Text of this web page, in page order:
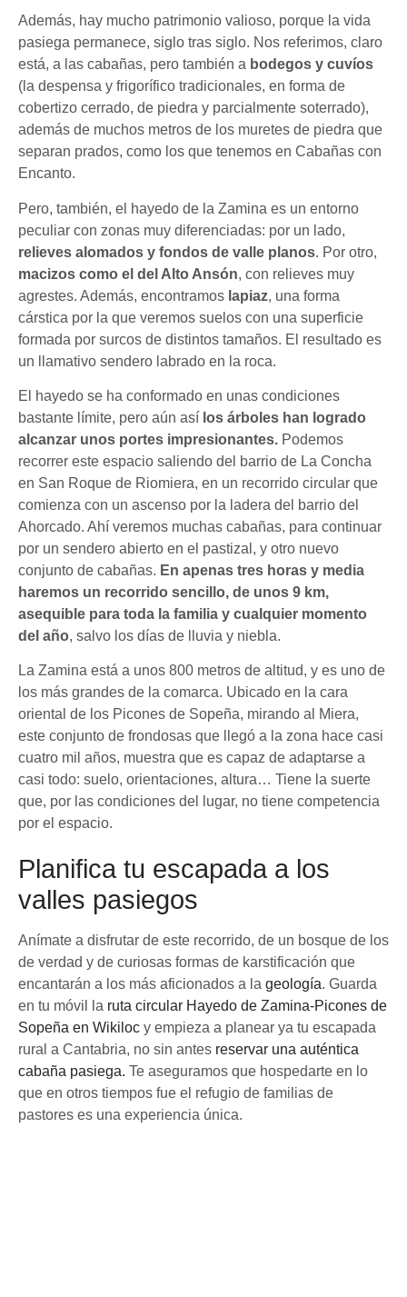
Además, hay mucho patrimonio valioso, porque la vida
pasiega permanece, siglo tras siglo. Nos referimos, claro
está, a las cabañas, pero también a bodegos y cuvíos
(la despensa y frigorífico tradicionales, en forma de
cobertizo cerrado, de piedra y parcialmente soterrado),
además de muchos metros de los muretes de piedra que
separan prados, como los que tenemos en Cabañas con
Encanto.
Pero, también, el hayedo de la Zamina es un entorno
peculiar con zonas muy diferenciadas: por un lado,
relieves alomados y fondos de valle planos. Por otro,
macizos como el del Alto Ansón, con relieves muy
agrestes. Además, encontramos lapiaz, una forma
cárstica por la que veremos suelos con una superficie
formada por surcos de distintos tamaños. El resultado es
un llamativo sendero labrado en la roca.
El hayedo se ha conformado en unas condiciones
bastante límite, pero aún así los árboles han logrado
alcanzar unos portes impresionantes. Podemos
recorrer este espacio saliendo del barrio de La Concha
en San Roque de Riomiera, en un recorrido circular que
comienza con un ascenso por la ladera del barrio del
Ahorcado. Ahí veremos muchas cabañas, para continuar
por un sendero abierto en el pastizal, y otro nuevo
conjunto de cabañas. En apenas tres horas y media
haremos un recorrido sencillo, de unos 9 km,
asequible para toda la familia y cualquier momento
del año, salvo los días de lluvia y niebla.
La Zamina está a unos 800 metros de altitud, y es uno de
los más grandes de la comarca. Ubicado en la cara
oriental de los Picones de Sopeña, mirando al Miera,
este conjunto de frondosas que llegó a la zona hace casi
cuatro mil años, muestra que es capaz de adaptarse a
casi todo: suelo, orientaciones, altura… Tiene la suerte
que, por las condiciones del lugar, no tiene competencia
por el espacio.
Planifica tu escapada a los
valles pasiegos
Anímate a disfrutar de este recorrido, de un bosque de los
de verdad y de curiosas formas de karstificación que
encantarán a los más aficionados a la geología. Guarda
en tu móvil la ruta circular Hayedo de Zamina-Picones de
Sopeña en Wikiloc y empieza a planear ya tu escapada
rural a Cantabria, no sin antes reservar una auténtica
cabaña pasiega. Te aseguramos que hospedarte en lo
que en otros tiempos fue el refugio de familias de
pastores es una experiencia única.